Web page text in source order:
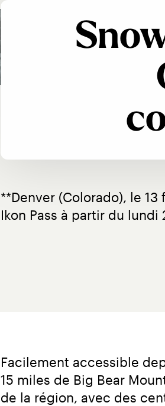
**Denver (Colorado), le
Ikon Pass à partir du lundi
Facilement accessible
15 miles de Big Bear
de la région, avec des